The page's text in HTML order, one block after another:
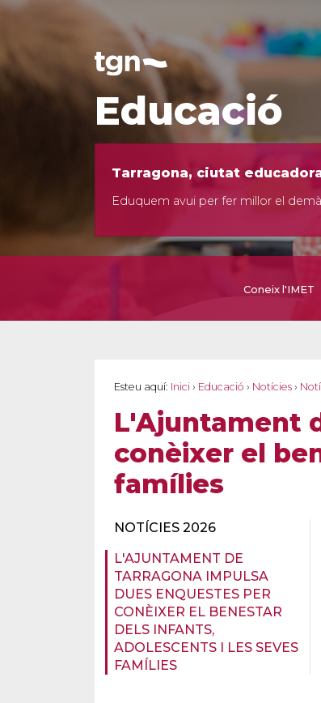
Educació
Tarragona, ciutat
Eduquem avui per fer millor el demà
Coneix l'IMET
Esteu aquí: Inici › Educació › Notícies ›
L'Ajuntament
conèixer el
famílies
NOTÍCIES 2026
L'AJUNTAMENT DE
TARRAGONA IMPULSA
DUES ENQUESTES PER
CONÈIXER EL BENESTAR
DELS INFANTS,
ADOLESCENTS I LES SEVES
FAMÍLIES